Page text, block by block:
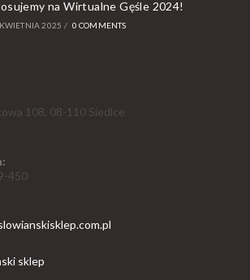
na Wirtualne Gęśle 2024!
2025 / 0 COMMENTS
108, 08-110 Siedlce
450
sklep